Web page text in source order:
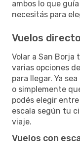
ambos lo que
necesitás para
Vuelos
Volar a San Borja
varias opciones
para llegar. Ya
o simplemente
podés elegir
escala según tu
viaje.
Vuelos con